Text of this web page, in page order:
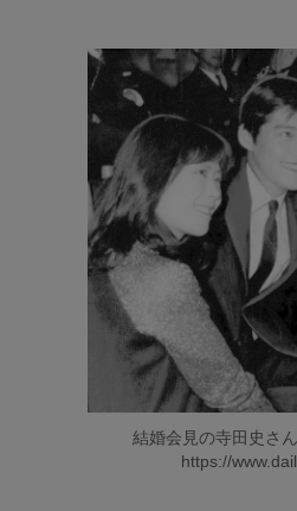
結婚会見の寺田史さ
https://